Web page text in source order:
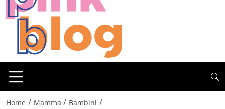
Home / Mamma / Bambini /